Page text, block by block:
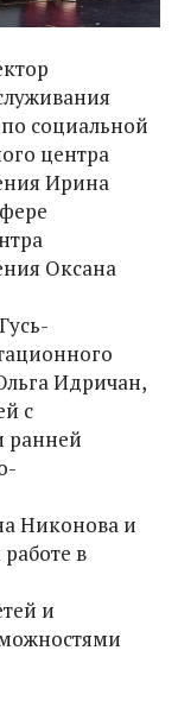
социальной
центра
Ирина
Оксана
Идричан,
с
ранней
Никонова и
в
и